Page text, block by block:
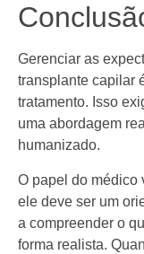
Gerenciar as
transplante capilar
tratamento. Isso
uma abordagem
humanizado.
O papel do médico
ele deve ser um
a compreender o
forma realista.